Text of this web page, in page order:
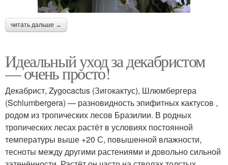
читать дальше →
Идеальный уход за декабристом
— очень просто!
Декабрист, Zygocactus (Зигокактус), Шлюмбергера
(Schlumbergera) — разновидность эпифитных кактусов ,
родом из тропических лесов Бразилии. В родных
тропических лесах растёт в условиях постоянной
температуры выше +20 С, повышенной влажности,
тесноты между другими растениями и довольно сильной